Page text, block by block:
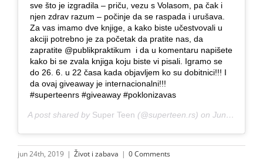
sve što je izgradila – priču, vezu s Volasom, pa čak i
njen zdrav razum – počinje da se raspada i urušava.
Za vas imamo dve knjige, a kako biste učestvovali u
akciji potrebno je za početak da pratite nas, da
zapratite @publikpraktikum i da u komentaru napišete
kako bi se zvala knjiga koju biste vi pisali. Igramo se
do 26. 6. u 22 časa kada objavljem ko su dobitnici!!! I
da ovaj giveaway je internacionalni!!!
#superteenrs #giveaway #poklonizavas
A post shared by Super Teen (@superteen.rs) on Jun 24, 2019 at 8:42am PDT
jun 24th, 2019 | Život i zabava | 0 Comments